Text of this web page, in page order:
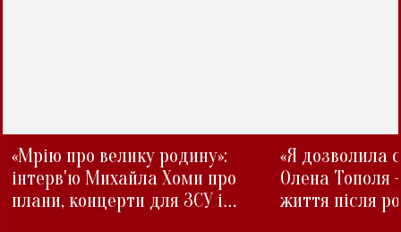
«Мрію про велику родину»:
інтерв'ю Михайла Хоми про
плани, концерти для ЗСУ і
«Я дозволила
Олена Тополя
життя після